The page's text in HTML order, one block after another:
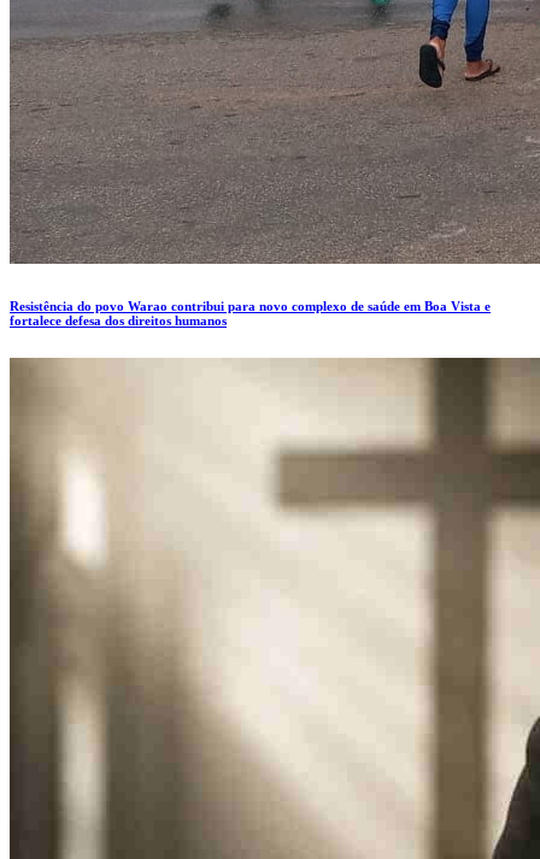
Resistência do povo Warao contribui para novo complexo de saúde em Boa Vista e
fortalece defesa dos direitos humanos